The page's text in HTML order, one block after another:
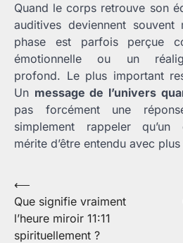
Quand le corps retrouve son
auditives deviennent souvent
phase est parfois perçue
émotionnelle ou un
profond. Le plus important
Un message de l’univers
pas forcément une
simplement rappeler qu’un
mérite d’être entendu avec plus
Navigation
de
l’article
⟵
Que signifie vraiment
l’heure miroir 11:11
spirituellement ?